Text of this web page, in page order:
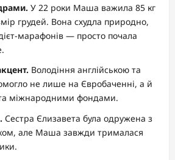
У 22 роки Маша важила 85 кг
грудей. Вона схудла природно,
марафонів — просто почала
Володіння англійською та
не лише на Євробаченні, а й
міжнародними фондами.
Сестра Єлизавета була одружена з
але Маша завжди трималася